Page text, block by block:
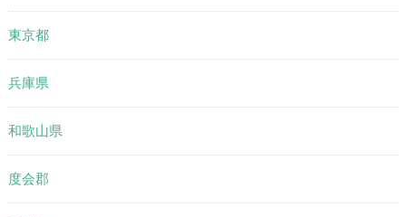
東京都
兵庫県
和歌山県
度会郡